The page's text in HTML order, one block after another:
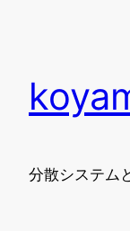
分散システム